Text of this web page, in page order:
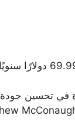
في تحسين جودة